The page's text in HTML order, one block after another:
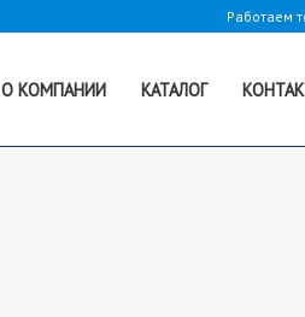
Работаем
О КОМПАНИИ КАТАЛОГ